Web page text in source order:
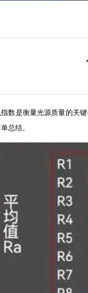
数是衡量光源质量的关键参
总结。